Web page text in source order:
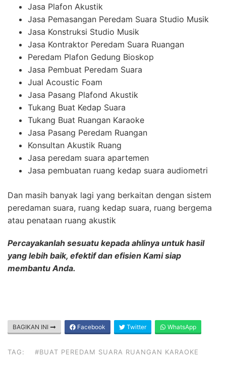
Jasa Plafon Akustik
Jasa Pemasangan Peredam Suara Studio Musik
Jasa Konstruksi Studio Musik
Jasa Kontraktor Peredam Suara Ruangan
Peredam Plafon Gedung Bioskop
Jasa Pembuat Peredam Suara
Jual Acoustic Foam
Jasa Pasang Plafond Akustik
Tukang Buat Kedap Suara
Tukang Buat Ruangan Karaoke
Jasa Pasang Peredam Ruangan
Konsultan Akustik Ruang
Jasa peredam suara apartemen
Jasa pembuatan ruang kedap suara audiometri
Dan masih banyak lagi yang berkaitan dengan sistem
peredaman suara, ruang kedap suara, ruang bergema
atau penataan ruang akustik
Percayakanlah sesuatu kepada ahlinya untuk hasil
yang lebih baik, efektif dan efisien Kami siap
membantu Anda.
BAGIKAN INI Facebook Twitter WhatsApp
TAG: #BUAT PEREDAM SUARA RUANGAN KARAOKE